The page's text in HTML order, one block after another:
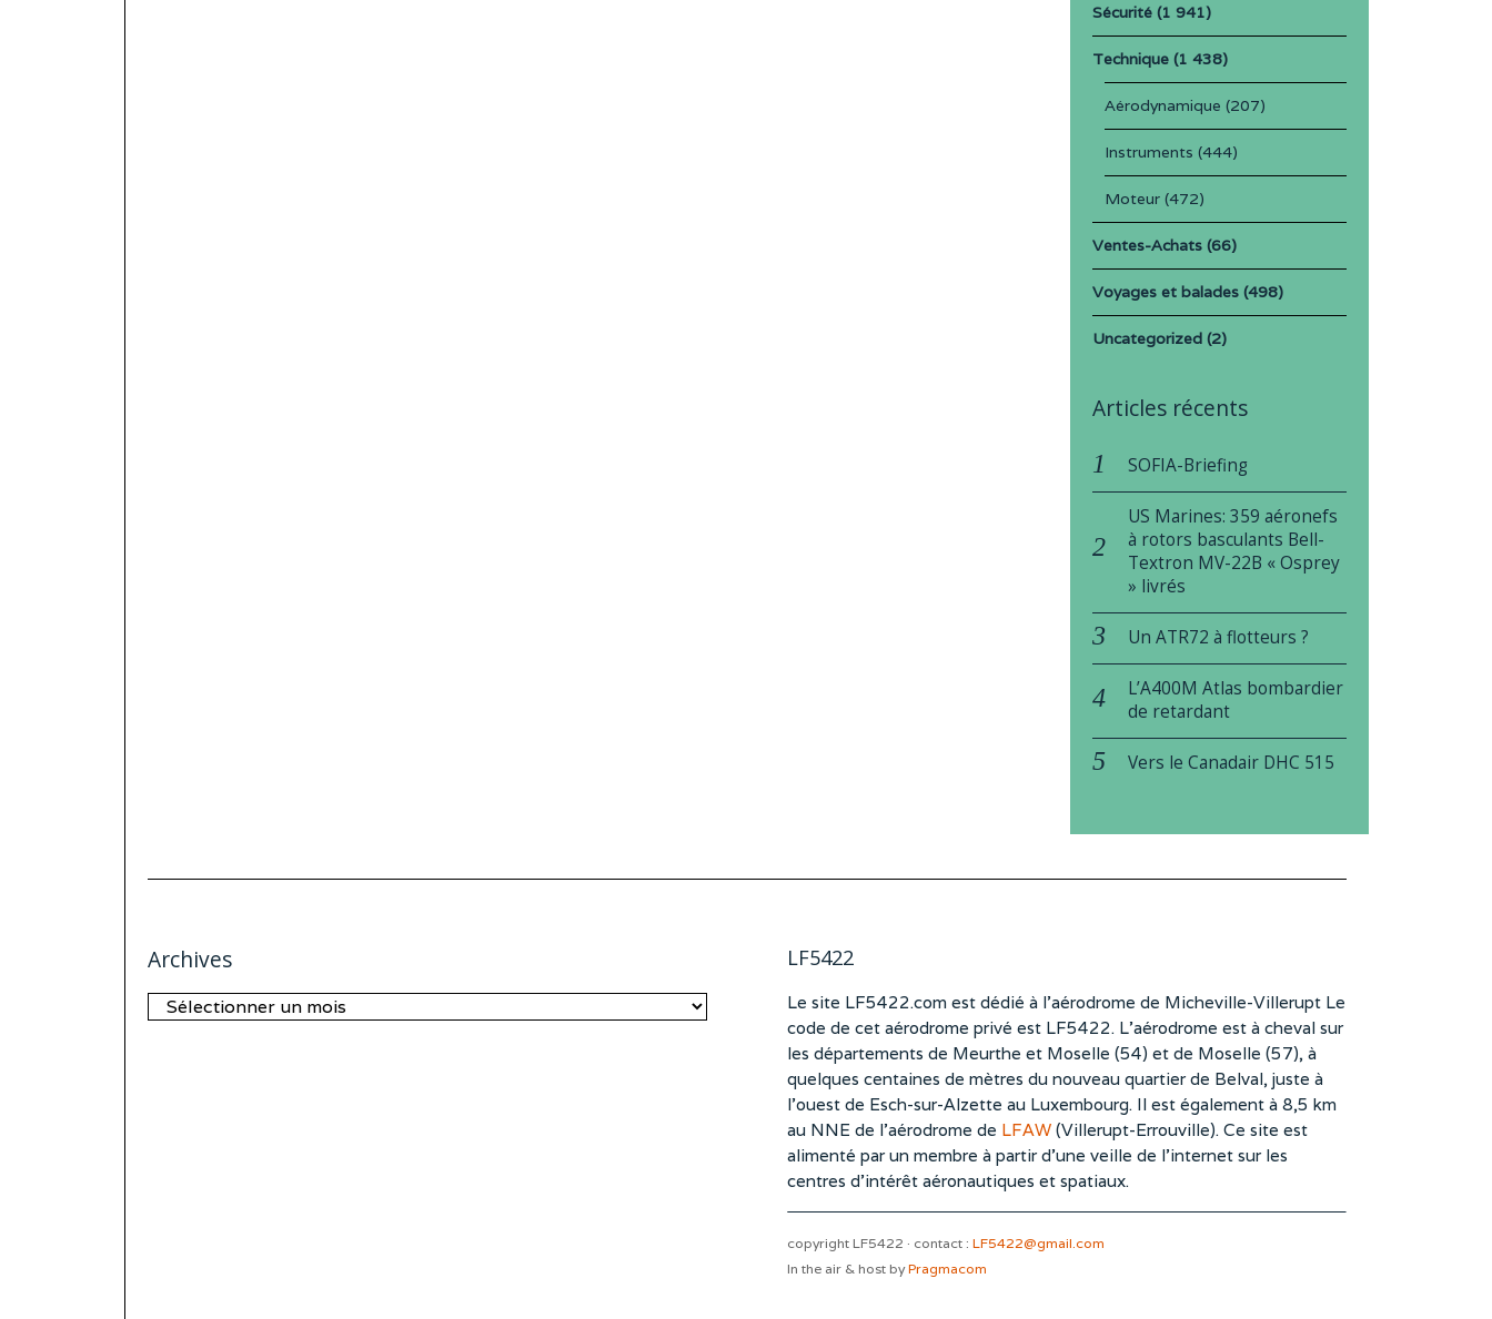
Sécurité(1 941)
Technique(1 438)
Aérodynamique (207)
Instruments (444)
Moteur(472)
Ventes-Achats(66)
Voyages et balades(498)
Uncategorized(2)
Articles récents
SOFIA-Briefing
US Marines: 359 aéronefs
à rotors basculants Bell-
Textron MV-22B « Osprey
» livrés
Un ATR72 à flotteurs ?
L’A400M Atlas bombardier
de retardant
Vers le Canadair DHC 515
Archives
Archives
LF5422
Le site LF5422.com est dédié à l’aérodrome de Micheville-Villerupt Le
code de cet aérodrome privé est LF5422. L’aérodrome est à cheval sur
les départements de Meurthe et Moselle (54) et de Moselle (57), à
quelques centaines de mètres du nouveau quartier de Belval, juste à
l’ouest de Esch-sur-Alzette au Luxembourg. Il est également à 8,5 km
au NNE de l’aérodrome de LFAW(Villerupt-Errouville). Ce site est
alimenté par un membre à partir d’une veille de l’internet sur les
centres d’intérêt aéronautiques et spatiaux.
copyright LF5422 · contact : LF5422@gmail.com
In the air & host byPragmacom